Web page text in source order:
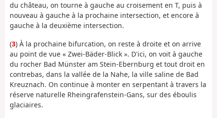
du château, on tourne à gauche au croisement en T, puis à
nouveau à gauche à la prochaine intersection, et encore à
gauche à la deuxième intersection.
(3) À la prochaine bifurcation, on reste à droite et on arrive
au point de vue « Zwei-Bäder-Blick ». D'ici, on voit à gauche
du rocher Bad Münster am Stein-Ebernburg et tout droit en
contrebas, dans la vallée de la Nahe, la ville saline de Bad
Kreuznach. On continue à monter en serpentant à travers la
réserve naturelle Rheingrafenstein-Gans, sur des éboulis
glaciaires.